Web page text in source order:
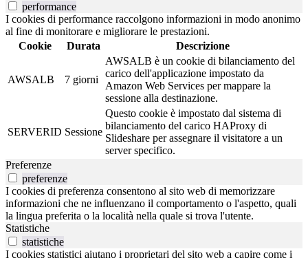
performance
I cookies di performance raccolgono informazioni in modo anonimo
al fine di monitorare e migliorare le prestazioni.
Cookie
Durata Descrizione
AWSALB 7 giorni
AWSALB è un cookie di bilanciamento del
carico dell'applicazione impostato da
Amazon Web Services per mappare la
sessione alla destinazione.
SERVERID Sessione
Questo cookie è impostato dal sistema di
bilanciamento del carico HAProxy di
Slideshare per assegnare il visitatore a un
server specifico.
Preferenze
preferenze
I cookies di preferenza consentono al sito web di memorizzare
informazioni che ne influenzano il comportamento o l'aspetto, quali
la lingua preferita o la località nella quale si trova l'utente.
Statistiche
statistiche
I cookies statistici aiutano i proprietari del sito web a capire come i